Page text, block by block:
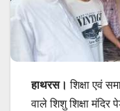
हाथरस। शिक्षा एवं
वाले शिशु शिक्षा